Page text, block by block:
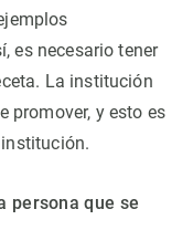
es necesario tener
La institución
promover, y esto es
persona que se